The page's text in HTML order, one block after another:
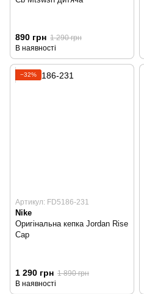
890 грн 1 290 грн
В наявності
−32%
Артикул: FD5186-231
Nike
Оригінальна кепка Jordan Rise
Cap
1 290 грн 1 890 грн
В наявності